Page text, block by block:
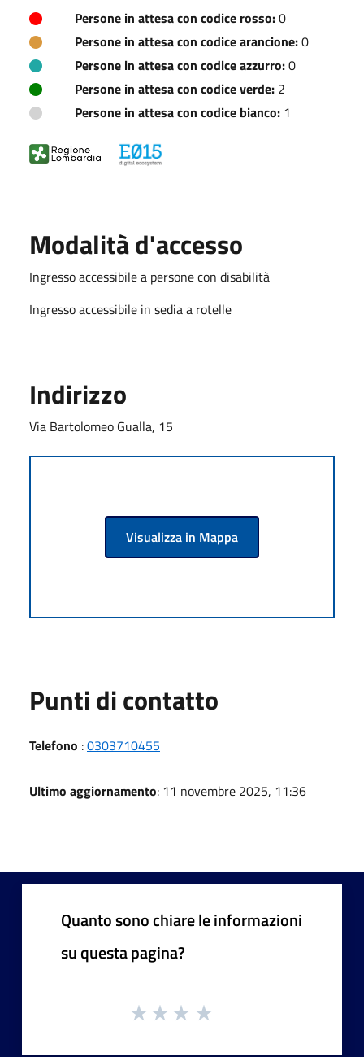
Persone in attesa con codice rosso:0
Persone in attesa con codice arancione:0
Persone in attesa con codice azzurro:0
Persone in attesa con codice verde: 2
Persone in attesa con codice bianco: 1
Modalità d'accesso
Ingresso accessibile a persone con disabilità
Ingresso accessibile in sedia a rotelle
Indirizzo
Via Bartolomeo Gualla, 15
Visualizza in Mappa
Punti di contatto
Telefono :0303710455
Ultimo aggiornamento: 11 novembre 2025, 11:36
Quanto sono chiare le informazioni
su questa pagina?